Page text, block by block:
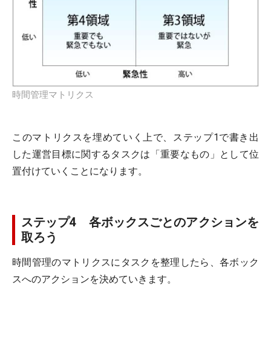
時間管理マトリクス
このマトリクスを埋めていく上で、ステップ1で書き出
した運営目標に関するタスクは「重要なもの」として位
置付けていくことになります。
ステップ4 各ボックスごとのアクションを
取ろう
時間管理のマトリクスにタスクを整理したら、各ボック
スへのアクションを決めていきます。